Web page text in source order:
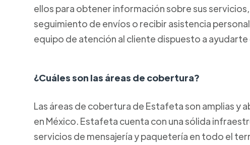
ellos para obtener información sobre sus
seguimiento de envíos o recibir asistencia
equipo de atención al cliente dispuesto a
¿Cuáles son las áreas de cobertura?
Las áreas de cobertura de Estafeta son amplias y
en México. Estafeta cuenta con una sólida
servicios de mensajería y paquetería en todo el